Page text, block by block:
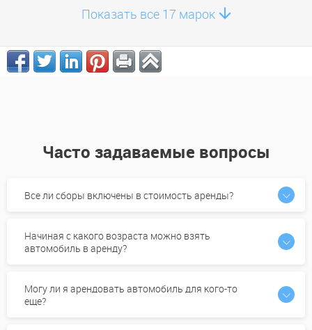
Показать все 17 марок
Часто задаваемые вопросы
Все ли сборы включены в стоимость аренды?
Начиная с какого возраста можно взять
автомобиль в аренду?
Могу ли я арендовать автомобиль для кого-то
еще?